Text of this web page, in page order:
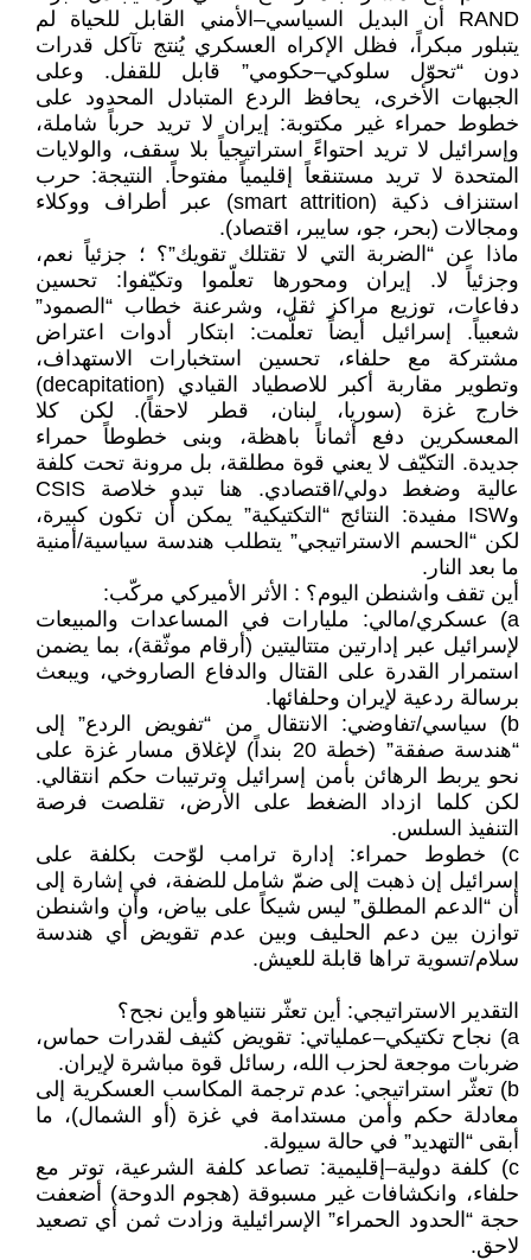
RAND أن البديل السياسي–الأمني القابل للحياة لم
يتبلور مبكراً، فظل الإكراه العسكري يُنتج تآكل قدرات
دون “تحوّل سلوكي–حكومي” قابل للقفل. وعلى
الجبهات الأخرى، يحافظ الردع المتبادل المحدود على
خطوط حمراء غير مكتوبة: إيران لا تريد حرباً شاملة،
وإسرائيل لا تريد احتواءً استراتيجياً بلا سقف، والولايات
المتحدة لا تريد مستنقعاً إقليمياً مفتوحاً. النتيجة: حرب
استنزاف ذكية (smart attrition) عبر أطراف ووكلاء
ومجالات (بحر، جو، سايبر، اقتصاد).
ماذا عن “الضربة التي لا تقتلك تقويك”؟ ؛ جزئياً نعم،
وجزئياً لا. إيران ومحورها تعلّموا وتكيّفوا: تحسين
دفاعات، توزيع مراكز ثقل، وشرعنة خطاب “الصمود”
شعبياً. إسرائيل أيضاً تعلّمت: ابتكار أدوات اعتراض
مشتركة مع حلفاء، تحسين استخبارات الاستهداف،
وتطوير مقاربة أكبر للاصطياد القيادي (decapitation)
خارج غزة (سوريا، لبنان، قطر لاحقاً). لكن كلا
المعسكرين دفع أثماناً باهظة، وبنى خطوطاً حمراء
جديدة. التكيّف لا يعني قوة مطلقة، بل مرونة تحت كلفة
عالية وضغط دولي/اقتصادي. هنا تبدو خلاصة CSIS
وISW مفيدة: النتائج “التكتيكية” يمكن أن تكون كبيرة،
لكن “الحسم الاستراتيجي” يتطلب هندسة سياسية/أمنية
ما بعد النار.
أين تقف واشنطن اليوم؟ : الأثر الأميركي مركّب:
a) عسكري/مالي: مليارات في المساعدات والمبيعات
لإسرائيل عبر إدارتين متتاليتين (أرقام موثّقة)، بما يضمن
استمرار القدرة على القتال والدفاع الصاروخي، ويبعث
برسالة ردعية لإيران وحلفائها.
b) سياسي/تفاوضي: الانتقال من “تفويض الردع” إلى
“هندسة صفقة” (خطة 20 بنداً) لإغلاق مسار غزة على
نحو يربط الرهائن بأمن إسرائيل وترتيبات حكم انتقالي.
لكن كلما ازداد الضغط على الأرض، تقلصت فرصة
التنفيذ السلس.
c) خطوط حمراء: إدارة ترامب لوّحت بكلفة على
إسرائيل إن ذهبت إلى ضمّ شامل للضفة، في إشارة إلى
أن “الدعم المطلق” ليس شيكاً على بياض، وأن واشنطن
توازن بين دعم الحليف وبين عدم تقويض أي هندسة
سلام/تسوية تراها قابلة للعيش.
التقدير الاستراتيجي: أين تعثّر نتنياهو وأين نجح؟
a) نجاح تكتيكي–عملياتي: تقويض كثيف لقدرات حماس،
ضربات موجعة لحزب الله، رسائل قوة مباشرة لإيران.
b) تعثّر استراتيجي: عدم ترجمة المكاسب العسكرية إلى
معادلة حكم وأمن مستدامة في غزة (أو الشمال)، ما
أبقى “التهديد” في حالة سيولة.
c) كلفة دولية–إقليمية: تصاعد كلفة الشرعية، توتر مع
حلفاء، وانكشافات غير مسبوقة (هجوم الدوحة) أضعفت
حجة “الحدود الحمراء” الإسرائيلية وزادت ثمن أي تصعيد
لاحق.